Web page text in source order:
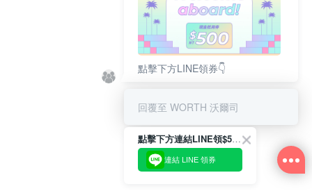
點擊下方LINE領券👇
回覆至 WORTH 沃爾司
點擊下方連結LINE領$500👇
連結 LINE 領券